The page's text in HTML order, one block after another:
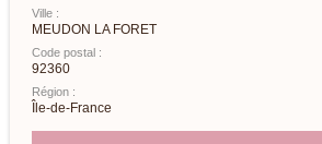
Ville :
MEUDON LA FORET
Code postal :
92360
Région :
Île-de-France